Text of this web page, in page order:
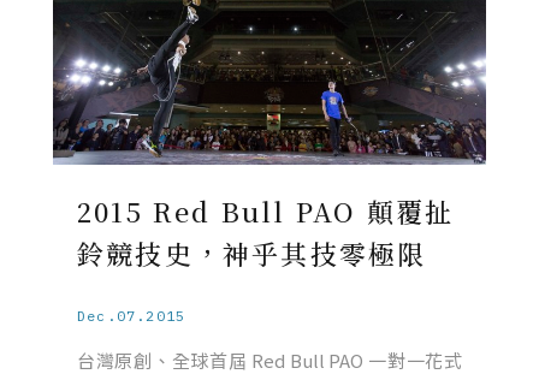
2015 Red Bull PAO 顛覆扯
鈴競技史，神乎其技零極限
Dec.07.2015
台灣原創、全球首屆 Red Bull PAO 一對一花式